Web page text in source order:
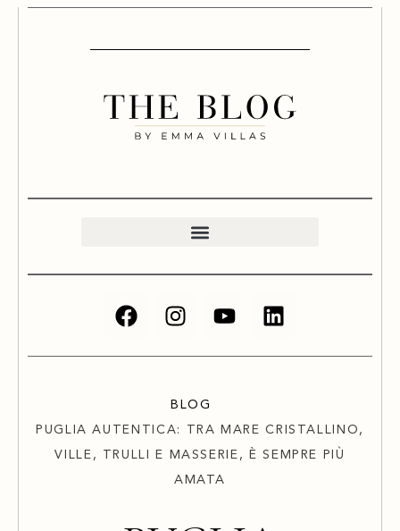
BLOG
PUGLIA AUTENTICA: TRA MARE CRISTALLINO,
VILLE, TRULLI E MASSERIE, È SEMPRE PIÙ
AMATA